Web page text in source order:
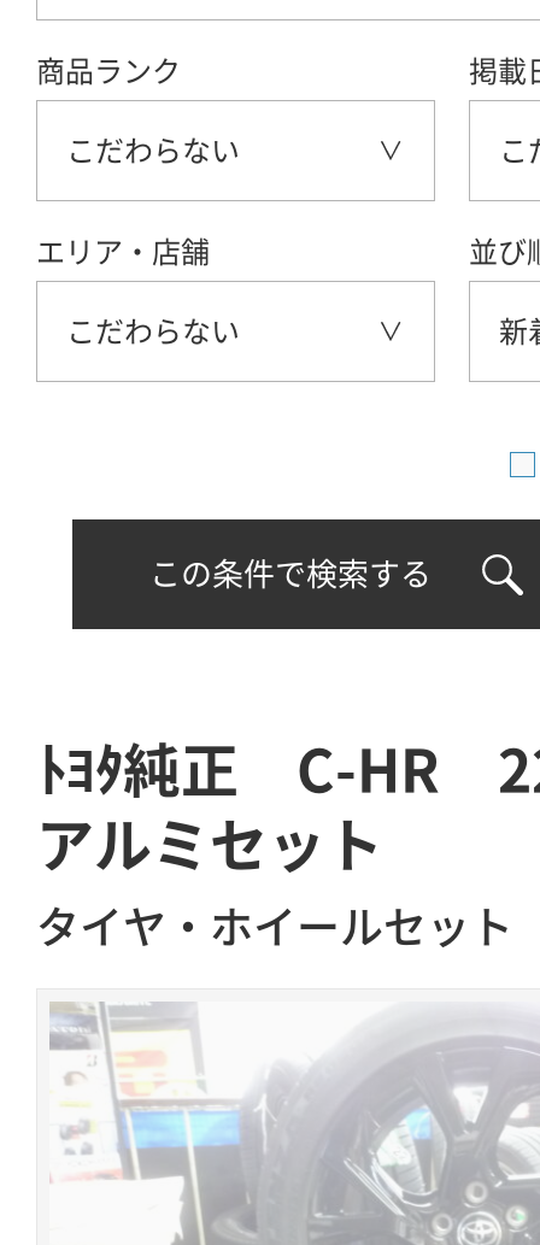
商品ランク
こだわらない
掲載
こ
エリア・店舗
こだわらない
並び
新
この条件で検索する
ﾄﾖﾀ純正 C-HR
アルミセット
タイヤ・ホイールセット